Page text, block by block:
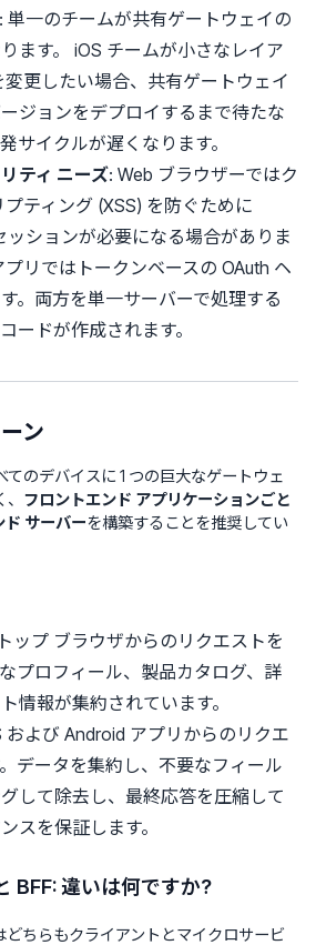
: 単一のチームが共有ゲートウェイの
ます。 iOS チームが小さなレイア
更したい場合、共有ゲートウェイ
ジョンをデプロイするまで待たな
サイクルが遅くなります。
ティ ニーズ: Web ブラウザーではク
ティング (XSS) を防ぐために
ッションが必要になる場合がありま
リではトークンベースの OAuth ヘ
。両方を単一サーバーで処理する
ードが作成されます。
ン
てのデバイスに 1 つの巨大なゲートウェ
フロントエンド アプリケーションごと
ド サーバーを構築することを推奨してい
ップ ブラウザからのリクエストを
プロフィール、製品カタログ、詳
情報が集約されています。
および Android アプリからのリクエ
データを集約し、不要なフィール
して除去し、最終応答を圧縮して
スを保証します。
BFF: 違いは何ですか?
どちらもクライアントとマイクロサービ